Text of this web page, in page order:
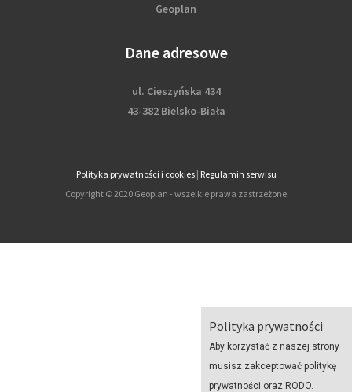
Polityka prywatności
Aby korzystać z naszej strony
musisz zakceptować politykę
prywatności oraz RODO.
Geoplan
Dane adresowe
ul. Cieszyńska 434
43-382 Bielsko-Biała
Polityka prywatności i cookies| Regulamin serwisu
Copyright © 2020 Geoplan - wszelkie prawa zastrzeżone